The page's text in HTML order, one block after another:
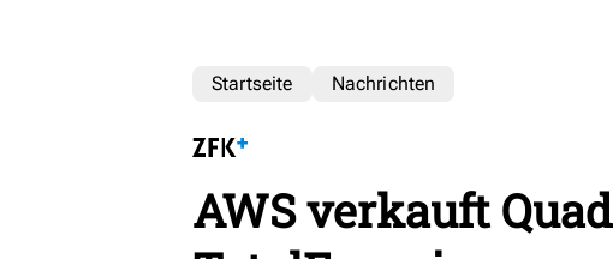
Startseite Nachrichten
AWS verkauft